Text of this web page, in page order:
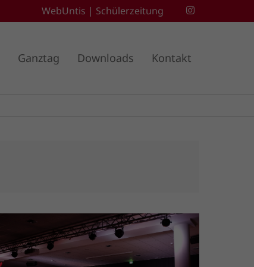
WebUntis | Schülerzeitung
Ganztag Downloads Kontakt